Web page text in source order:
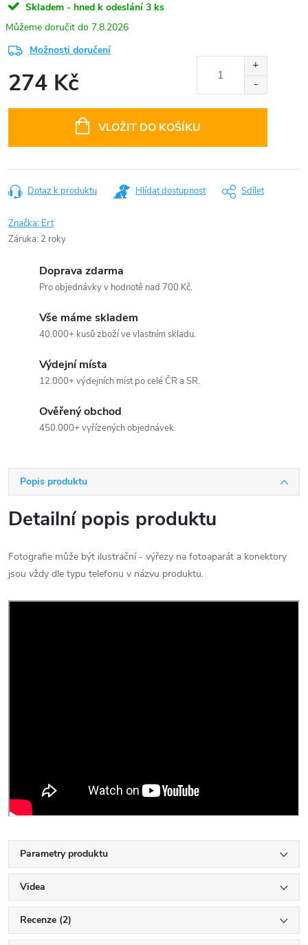
Skladem - hned k odeslání 3 ks
7.8.2026
Možnosti doručení
274 Kč
VLOŽIT DO KOŠÍKU
Dotaz k produktu Hlídat dostupnost Sdílet
Značka: Ert
Záruka: 2 roky
Doprava zdarma
Pro objednávky v hodnotě nad 700 Kč.
Vše máme skladem
40.000+ kusů zboží ve vlastním skladu.
Výdejní místa
12.000+ výdejních míst po celé ČR a SR.
Ověřený obchod
450.000+ vyřízených objednávek.
Popis produktu
Detailní popis produktu
Fotografie může být ilustrační - výřezy na fotoaparát a konektory
jsou vždy dle typu telefonu v názvu produktu.
Parametry produktu
Videa
Recenze (2)